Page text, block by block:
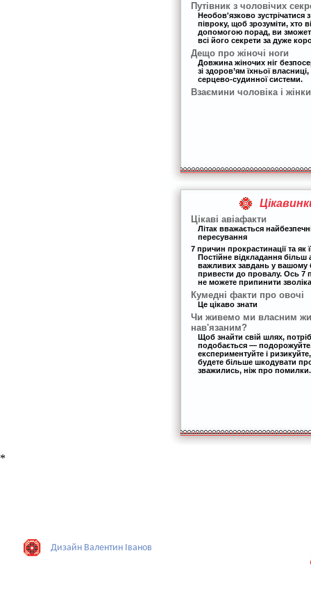
Путівник з чоловічих
Необов'язково зустрічатися
півроку, щоб зрозуміти, хто
допомогою порад, ви
всі його секрети за дуже
Дещо про жіночі ноги
Довжина жіночих ніг
зі здоров’ям їхньої
серцево-судинної системи.
Взаємини чоловіка і жінки
Цікаві авіафакти
Літак вважається
пересування
7 причин прокрастинації та як
Постійне відкладання
важливих завдань у вашому
привести до провалу. Ось 7
не можете припинити
Кумедні факти про овочі
Це цікаво знати
Чи живемо ми власним
нав'язаним?
Щоб знайти свій шлях,
подобається —
експериментуйте і
будете більше шкодувати
зважились, ніж про помилки.
*
Дизайн Валентин Iванов